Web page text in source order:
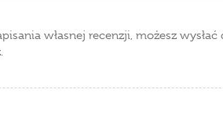
własnej recenzji, możesz wysłać